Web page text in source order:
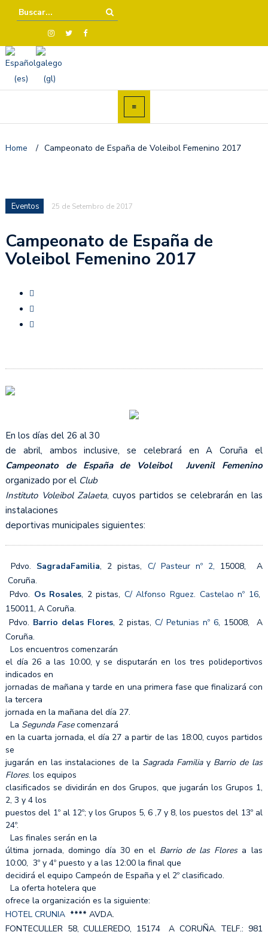
Home / Campeonato de España de Voleibol Femenino 2017
Eventos 25 de Setembro de 2017
Campeonato de España de
Voleibol Femenino 2017
En los días del 26 al 30
de abril, ambos inclusive, se celebrará en A Coruña el
Campeonato de España de Voleibol Juvenil Femenino
organizado por el Club
Instituto Voleibol Zalaeta, cuyos partidos se celebrarán en las
instalaciones
deportivas municipales siguientes:
Pdvo. SagradaFamilia, 2 pistas, C/ Pasteur nº 2, 15008, A
Coruña.
Pdvo. Os Rosales, 2 pistas, C/ Alfonso Rguez. Castelao nº 16,
150011, A Coruña.
Pdvo. Barrio delas Flores, 2 pistas, C/ Petunias nº 6, 15008, A
Coruña.
Los encuentros comenzarán
el día 26 a las 10:00, y se disputarán en los tres polideportivos
indicados en
jornadas de mañana y tarde en una primera fase que finalizará con
la tercera
jornada en la mañana del día 27.
La Segunda Fasecomenzará
en la cuarta jornada, el día 27 a partir de las 18:00, cuyos partidos
se
jugarán en las instalaciones de la Sagrada Familia y Barrio de las
Flores. los equipos
clasificados se dividirán en dos Grupos, que jugarán los Grupos 1,
2, 3 y 4 los
puestos del 1º al 12º; y los Grupos 5, 6 ,7 y 8, los puestos del 13º al
24º.
Las finales serán en la
última jornada, domingo día 30 en el Barrio de las Floresa las
10:00, 3º y 4º puesto y a las 12:00 la final que
decidirá el equipo Campeón de España y el 2º clasificado.
La oferta hotelera que
ofrece la organización es la siguiente:
HOTEL CRUNIA **** AVDA.
FONTECULLER 58, CULLEREDO, 15174 A CORUÑA. TELF.: 981